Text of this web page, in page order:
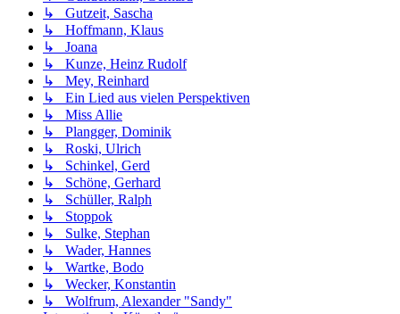
↳ Gutzeit, Sascha
↳ Hoffmann, Klaus
↳ Joana
↳ Kunze, Heinz Rudolf
↳ Mey, Reinhard
↳ Ein Lied aus vielen Perspektiven
↳ Miss Allie
↳ Plangger, Dominik
↳ Roski, Ulrich
↳ Schinkel, Gerd
↳ Schöne, Gerhard
↳ Schüller, Ralph
↳ Stoppok
↳ Sulke, Stephan
↳ Wader, Hannes
↳ Wartke, Bodo
↳ Wecker, Konstantin
↳ Wolfrum, Alexander "Sandy"